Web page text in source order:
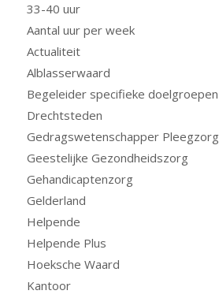
33-40 uur
Aantal uur per week
Actualiteit
Alblasserwaard
Begeleider specifieke doelgroepen
Drechtsteden
Gedragswetenschapper Pleegzorg
Geestelijke Gezondheidszorg
Gehandicaptenzorg
Gelderland
Helpende
Helpende Plus
Hoeksche Waard
Kantoor